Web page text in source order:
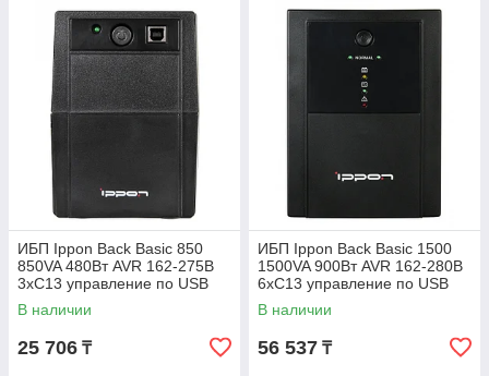
ИБП Ippon Back Basic 850
850VA 480Вт AVR 162-275В
3хС13 управление по USB
без комлекта кабелей 403406
В наличии
25 706 ₸
ИБП Ippon Back Basic 1500
1500VA 900Вт AVR 162-280В
6хС13 управление по USB
без комлекта кабелей
1108030
В наличии
56 537 ₸